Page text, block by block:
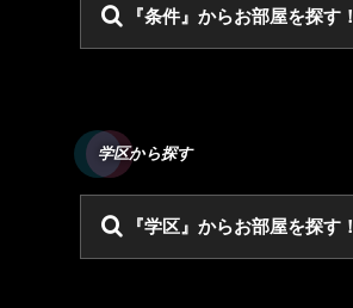
『条件』からお部屋を探す！
学区から探す
『学区』からお部屋を探す！